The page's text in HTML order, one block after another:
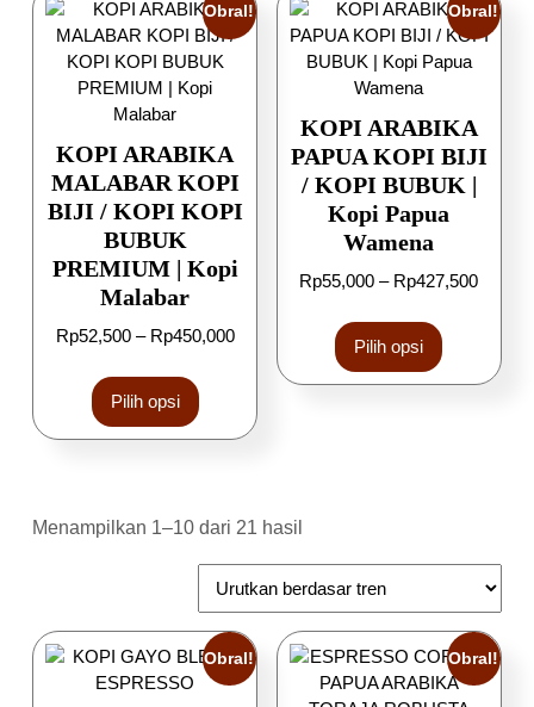
Obral!
KOPI ARABIKA
MALABAR KOPI
BIJI / KOPI KOPI
BUBUK
PREMIUM | Kopi
Malabar
Rp52,500 – Rp450,000
Pilih opsi
Obral!
KOPI ARABIKA
PAPUA KOPI BIJI
/ KOPI BUBUK |
Kopi Papua
Wamena
Rp55,000 – Rp427,500
Pilih opsi
Menampilkan 1–10 dari 21 hasil
Obral! Obral!